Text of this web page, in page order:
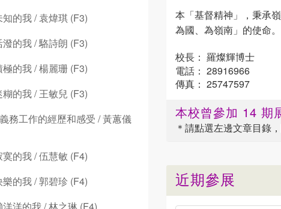
的我 / 袁煒琪 (F3)
的我 / 駱詩朗 (F3)
的我 / 楊麗珊 (F3)
的我 / 王敏兒 (F3)
務工作的經歷和感受 / 黃蕙儀
的我 / 伍慧敏 (F4)
的我 / 郭碧珍 (F4)
本「基督精神」，秉承
為國、為嶺南」的使命。
校長： 羅燦輝博士
電話： 28916966
傳真： 25747597
本校曾參加 14 期
＊請點選左邊文章目錄
近期參展